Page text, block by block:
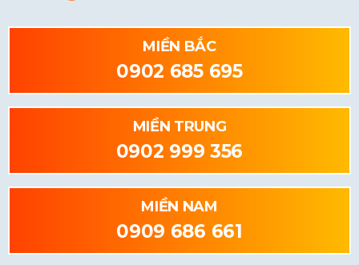
MIỀN BẮC
0902 685 695
MIỀN TRUNG
0902 999 356
MIỀN NAM
0909 686 661